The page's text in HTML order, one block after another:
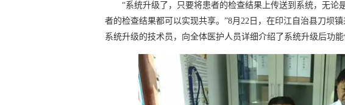
“系统升级了，只要将患者的检查结果上传送到系统，无论
者的检查结果都可以实现共享。”8月22日，在印江自治县刀坝
系统升级的技术员，向全体医护人员详细介绍了系统升级后功能